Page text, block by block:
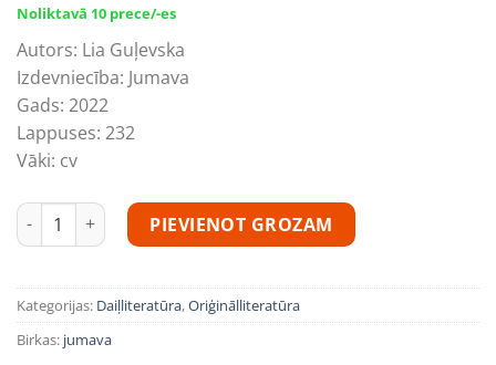
was:
16,80€.
is:
7,35€.
Noliktavā 10 prece/-es
Autors: Lia Guļevska
Izdevniecība: Jumava
Gads: 2022
Lappuses: 232
Vāki: cv
“Mihails Kublinskis. Lielais noslēpums” daudzums
PIEVIENOT GROZAM
Kategorijas: Daiļliteratūra,Oriģinālliteratūra
Birkas: jumava